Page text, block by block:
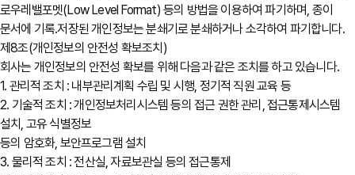
로우레밸포멧(Low Level Format) 등의 방법을 이용하여 파기하며, 종이
문서에 기록․저장된 개인정보는 분쇄기로 분쇄하거나 소각하여 파기합니다.
제8조(개인정보의 안전성 확보조치)
회사는 개인정보의 안전성 확보를 위해 다음과 같은 조치를 하고 있습니다.
1. 관리적 조치 : 내부관리계획 수립 및 시행, 정기적 직원 교육 등
2. 기술적 조치 : 개인정보처리시스템 등의 접근 권한 관리, 접근통제시스템
설치, 고유 식별정보
등의 암호화, 보안프로그램 설치
3. 물리적 조치 : 전산실, 자료보관실 등의 접근통제